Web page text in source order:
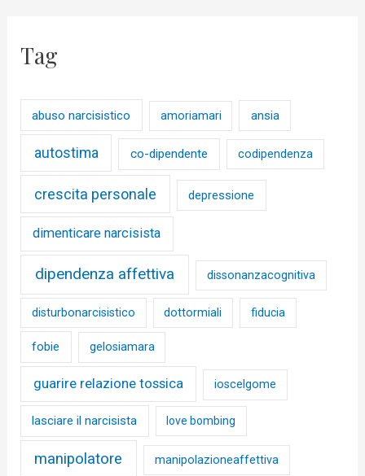
Tag
abuso narcisistico amoriamari ansia
autostima co-dipendente codipendenza
crescita personale depressione
dimenticare narcisista
dipendenza affettiva dissonanzacognitiva
disturbonarcisistico dottormiali fiducia
fobie gelosiamara
guarire relazione tossica ioscelgome
lasciare il narcisista love bombing
manipolatore manipolazioneaffettiva